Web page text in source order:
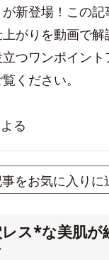
新登場！この
がりを動画で
つワンポイント
ください。
る
をお気に入りに
ス*な美肌が